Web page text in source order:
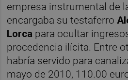
empresa instrumental de
encargaba su testaferro
Lorca para ocultar
procedencia ilícita. Entre
habría servido para
mayo de 2010, 110.00